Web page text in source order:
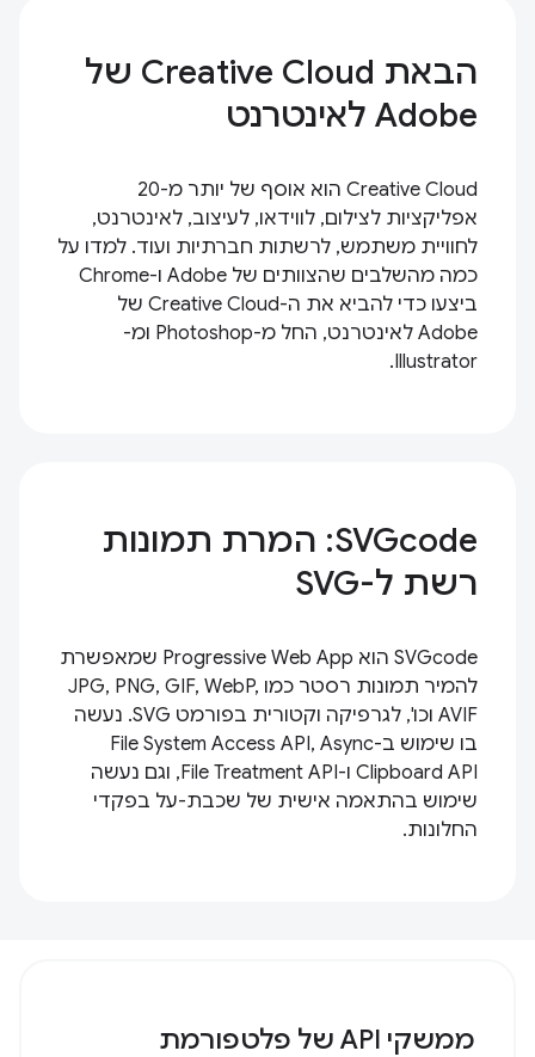
הבאת Creative Cloud של
Adobe לאינטרנט
Creative Cloud הוא אוסף של יותר מ-20
אפליקציות לצילום, לווידאו, לעיצוב, לאינטרנט,
לחוויית משתמש, לרשתות חברתיות ועוד. למדו על
כמה מהשלבים שהצוותים של Adobe ו-Chrome
ביצעו כדי להביא את ה-Creative Cloud של
Adobe לאינטרנט, החל מ-Photoshop ומ-
Illustrator.
SVGcode: המרת תמונות
רשת ל-SVG
SVGcode הוא Progressive Web App שמאפשרת
להמיר תמונות רסטר כמו JPG, PNG, GIF, WebP,
AVIF וכו', לגרפיקה וקטורית בפורמט SVG. נעשה
בו שימוש ב-File System Access API, Async
Clipboard API ו-File Treatment API, וגם נעשה
שימוש בהתאמה אישית של שכבת-על בפקדי
החלונות.
ממשקי API של פלטפורמת